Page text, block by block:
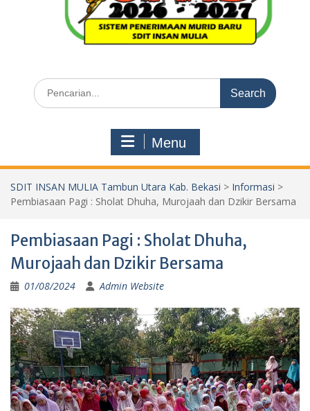
Search
for:
Menu
SDIT INSAN MULIA Tambun Utara Kab. Bekasi > Informasi >
Pembiasaan Pagi : Sholat Dhuha, Murojaah dan Dzikir Bersama
Pembiasaan Pagi : Sholat Dhuha,
Murojaah dan Dzikir Bersama
01/08/2024 Admin Website